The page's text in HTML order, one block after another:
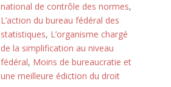
national de contrôle des normes,
L’action du bureau fédéral des
statistiques, L’organisme chargé
de la simplification au niveau
fédéral, Moins de bureaucratie et
une meilleure édiction du droit